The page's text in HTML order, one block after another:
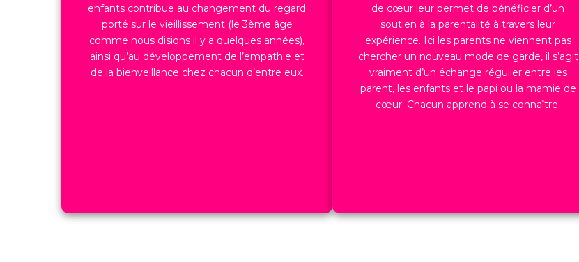
enfants contribue au changement du regard
porté sur le vieillissement (le 3ème âge
comme nous disions il y a quelques années),
ainsi qu’au développement de l’empathie et
de la bienveillance chez chacun d’entre eux.
de cœur leur permet de bénéficier d’un
soutien à la parentalité à travers leur
expérience. Ici les parents ne viennent pas
chercher un nouveau mode de garde, il s’agit
vraiment d’un échange régulier entre les
parent, les enfants et le papi ou la mamie de
cœur. Chacun apprend à se connaître.